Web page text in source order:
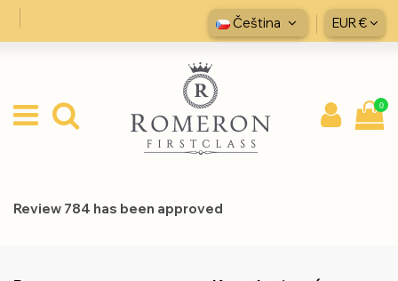
Čeština EUR €
0
Review 784 has been approved